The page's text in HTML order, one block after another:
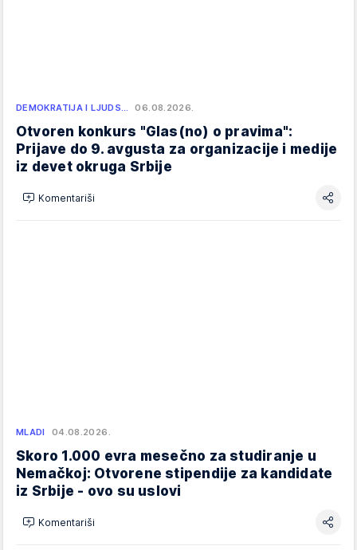
DEMOKRATIJA I LJUDS… 06.08.2026.
Otvoren konkurs "Glas(no) o pravima":
Prijave do 9. avgusta za organizacije i medije
iz devet okruga Srbije
Komentariši
MLADI 04.08.2026.
Skoro 1.000 evra mesečno za studiranje u
Nemačkoj: Otvorene stipendije za kandidate
iz Srbije - ovo su uslovi
Komentariši